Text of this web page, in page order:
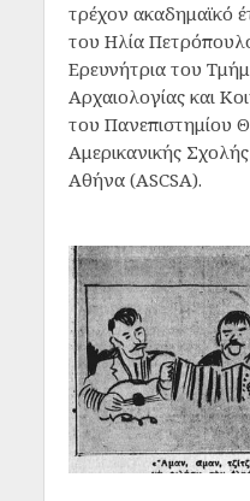
τρέχον ακαδημαϊκό
του Ηλία
Ερευνήτρια του
Αρχαιολογίας και
του Πανεπιστημίου
Αμερικανικής
Αθήνα (ASCSA).